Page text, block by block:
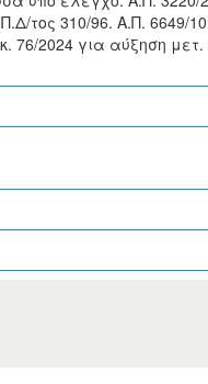
τος 310/96. Α.Π. 6649/
2024 για αύξηση